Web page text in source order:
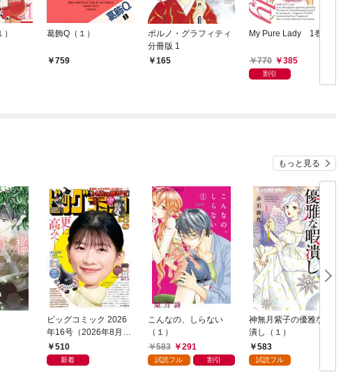
葛飾Q（１）
759
ポルノ・グラフィティ
分冊版 1
165
My Pure Lady 1巻
770 385
割引
もっと見る
ビッグコミック 2026
年16号（2026年8月7
日発売）
510
新着
こんなの、しらない
（１）
583
291
試読フル 割引
神無月紫子の優雅な暇
潰し（１）
583
試読フル